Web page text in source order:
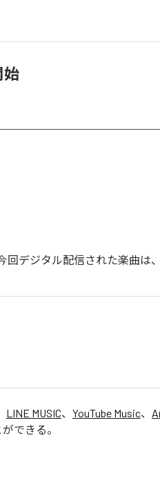
始
回デジタル配信された楽曲は
LINE MUSIC、 YouTube Music、
できる。